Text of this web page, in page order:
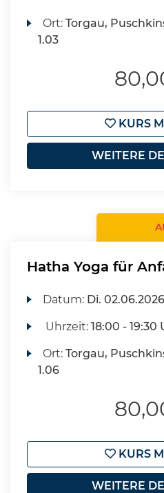
Ort:Torgau,
1.03
KURS
WEITERE
Hatha Yoga für
Datum: Di.
Uhrzeit:18:00 - 19:30
Ort:Torgau,
1.06
KURS
WEITERE